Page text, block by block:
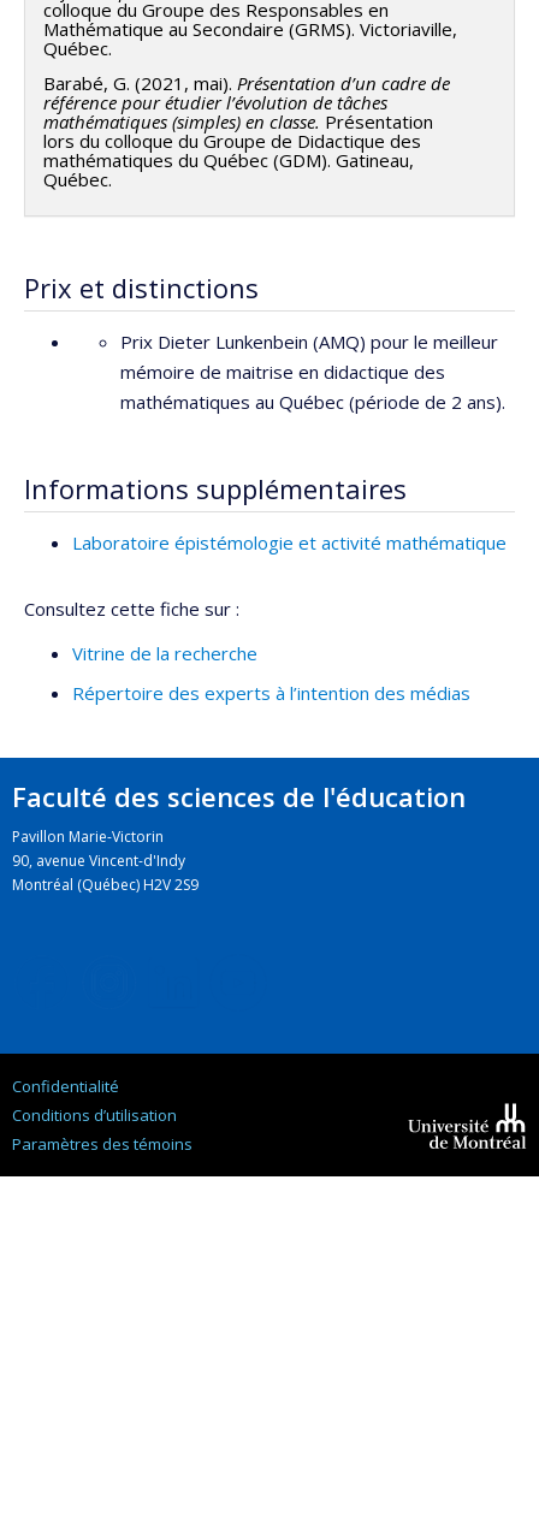
colloque du Groupe des Responsables en
Mathématique au Secondaire (GRMS). Victoriaville,
Québec.
Barabé, G. (2021, mai). Présentation d’un cadre de
référence pour étudier l’évolution de tâches
mathématiques (simples) en classe. Présentation
lors du colloque du Groupe de Didactique des
mathématiques du Québec (GDM). Gatineau,
Québec.
Prix et distinctions
Prix Dieter Lunkenbein (AMQ) pour le meilleur
mémoire de maitrise en didactique des
mathématiques au Québec (période de 2 ans).
Informations supplémentaires
Laboratoire épistémologie et activité mathématique
Consultez cette fiche sur :
Vitrine de la recherche
Répertoire des experts à l’intention des médias
Faculté des sciences de l'éducation
Pavillon Marie-Victorin
90, avenue Vincent-d'Indy
Montréal (Québec) H2V 2S9
Confidentialité
Conditions d’utilisation
Paramètres des témoins
Montréal